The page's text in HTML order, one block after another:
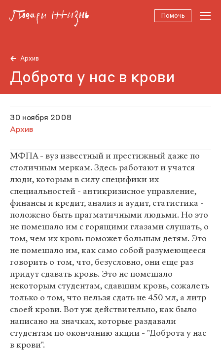
Помочь
Архив
Доброта у нас в крови
30 ноября 2008
Архив
МФПА - вуз известный и престижный даже по
столичным меркам. Здесь работают и учатся
люди, которым в силу специфики их
специальностей - антикризисное управление,
финансы и кредит, анализ и аудит, статистика -
положено быть прагматичными людьми. Но это
не помешало им с горящими глазами слушать, о
том, чем их кровь поможет больным детям. Это
не помешало им, как само собой разумеющееся
говорить о том, что, безусловно, они еще раз
придут сдавать кровь. Это не помешало
некоторым студентам, сдавшим кровь, сожалеть
только о том, что нельзя сдать не 450 мл, а литр
своей крови. Вот уж действительно, как было
написано на значках, которые раздавали
студентам по окончанию акции - "Доброта у нас
в крови".